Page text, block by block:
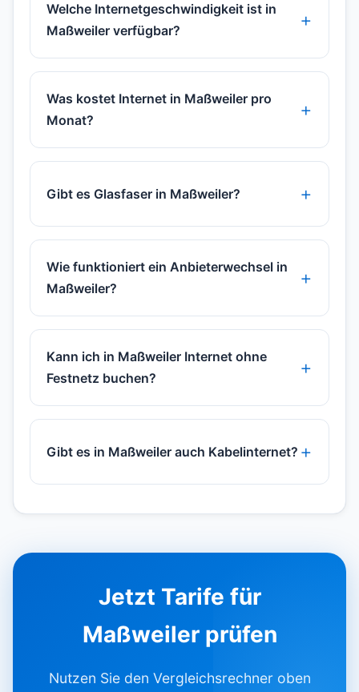
Welche Internetgeschwindigkeit ist in
Maßweiler verfügbar?
Was kostet Internet in Maßweiler pro
Monat?
Gibt es Glasfaser in Maßweiler?
Wie funktioniert ein Anbieterwechsel in
Maßweiler?
Kann ich in Maßweiler Internet ohne
Festnetz buchen?
Gibt es in Maßweiler auch Kabelinternet?
Jetzt Tarife für
Maßweiler prüfen
Nutzen Sie den Vergleichsrechner oben